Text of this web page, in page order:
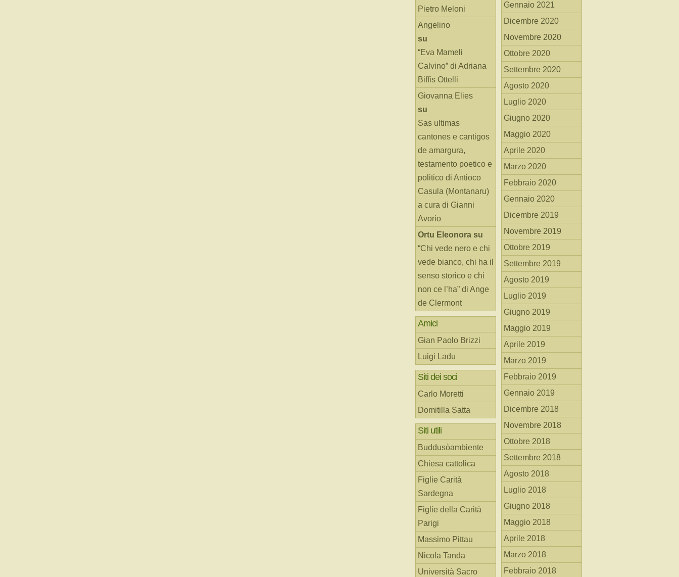
Pietro Meloni
Angelino
su
“Eva Mameli
Calvino” di Adriana
Biffis Ottelli
Giovanna Elies
su
Sas ultimas
cantones e cantigos
de amargura,
testamento poetico e
politico di Antioco
Casula (Montanaru)
a cura di Gianni
Avorio
Ortu Eleonora su
“Chi vede nero e chi
vede bianco, chi ha il
senso storico e chi
non ce l’ha” di Ange
de Clermont
Amici
Gian Paolo Brizzi
Luigi Ladu
Siti dei soci
Carlo Moretti
Domitilla Satta
Siti utili
Buddusòambiente
Chiesa cattolica
Figlie Carità
Sardegna
Figlie della Carità
Parigi
Massimo Pittau
Nicola Tanda
Università Sacro
Gennaio 2021
Dicembre 2020
Novembre 2020
Ottobre 2020
Settembre 2020
Agosto 2020
Luglio 2020
Giugno 2020
Maggio 2020
Aprile 2020
Marzo 2020
Febbraio 2020
Gennaio 2020
Dicembre 2019
Novembre 2019
Ottobre 2019
Settembre 2019
Agosto 2019
Luglio 2019
Giugno 2019
Maggio 2019
Aprile 2019
Marzo 2019
Febbraio 2019
Gennaio 2019
Dicembre 2018
Novembre 2018
Ottobre 2018
Settembre 2018
Agosto 2018
Luglio 2018
Giugno 2018
Maggio 2018
Aprile 2018
Marzo 2018
Febbraio 2018